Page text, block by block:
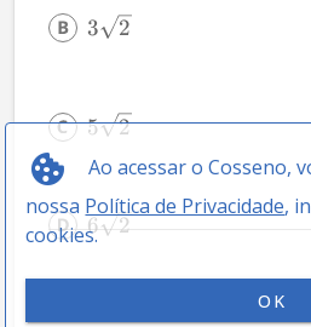
Ao acessar o Cosseno,
nossa Política de Privacidade,
cookies.
OK
3 2
5 2
6 2